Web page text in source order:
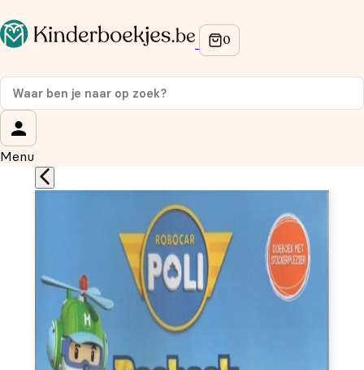
Menu
Op de hoogte blijven van onze acties?
Meld je aan voor onze nieuwsbrief en ontvang
korting
Wat is je voornaam?
Wat is je e-mailadres?*
We gebruiken je gegevens om contact op te nemen, in
overeenstemming met ons
privacybeleid.